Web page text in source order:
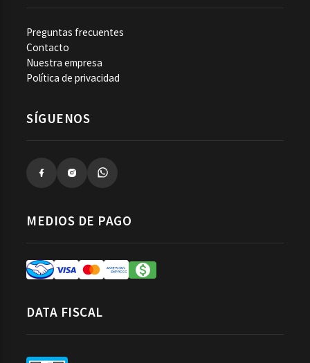
Preguntas frecuentes
Contacto
Nuestra empresa
Política de privacidad
SÍGUENOS
MEDIOS DE PAGO
DATA FISCAL